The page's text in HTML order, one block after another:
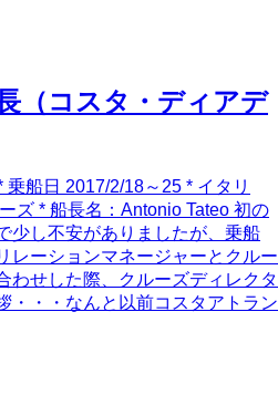
（コスタ・ディアデ
船日 2017/2/18～25 * イタリ
ズ * 船長名：Antonio Tateo 初の
少し不安がありましたが、乗船
レーションマネージャーとクルー
わせした際、クルーズディレクタ
・・・なんと以前コスタアトラン